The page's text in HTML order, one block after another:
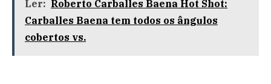
Ler: Roberto Carballes Baena Hot Shot:
Carballes Baena tem todos os ângulos
cobertos vs.